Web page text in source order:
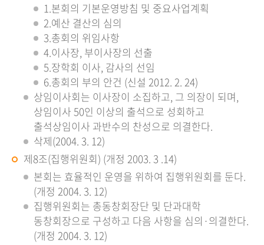
1.본회의 기본운영방침 및 중요사업계획
2.예산 결산의 심의
3.총회의 위임사항
4.이사장, 부이사장의 선출
5.장학회 이사, 감사의 선임
6.총회의 부의 안건 (신설 2012. 2. 24)
상임이사회는 이사장이 소집하고, 그 의장이 되며,
상임이사 50인 이상의 출석으로 성회하고
출석상임이사 과반수의 찬성으로 의결한다.
삭제(2004. 3. 12)
제8조(집행위원회) (개정 2003. 3 .14)
본회는 효율적인 운영을 위하여 집행위원회를 둔다.
(개정 2004. 3. 12)
집행위원회는 총동창회장단 및 단과대학
동창회장으로 구성하고 다음 사항을 심의·의결한다.
(개정 2004. 3. 12)